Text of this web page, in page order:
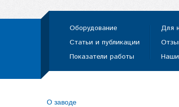
Оборудование
Статьи и публикации
Показатели работы
Для
О заводе